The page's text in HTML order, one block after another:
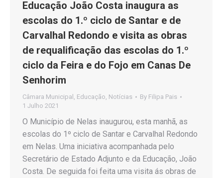
Educação João Costa inaugura as
escolas do 1.º ciclo de Santar e de
Carvalhal Redondo e visita as obras
de requalificação das escolas do 1.º
ciclo da Feira e do Fojo em Canas De
Senhorim
Câmara Municipal Educação Notícias By Filipa Pais
1 Julho 2021
O Município de Nelas inaugurou, esta manhã, as
escolas do 1º ciclo de Santar e Carvalhal Redondo
em Nelas. Uma iniciativa acompanhada pelo
Secretário de Estado Adjunto e da Educação, João
Costa. De seguida foi feita uma visita ás obras de